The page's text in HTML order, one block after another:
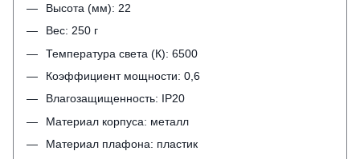
Высота (мм): 22
Вес: 250 г
Температура света (К): 6500
Коэффициент мощности: 0,6
Влагозащищенность: IP20
Материал корпуса: металл
Материал плафона: пластик